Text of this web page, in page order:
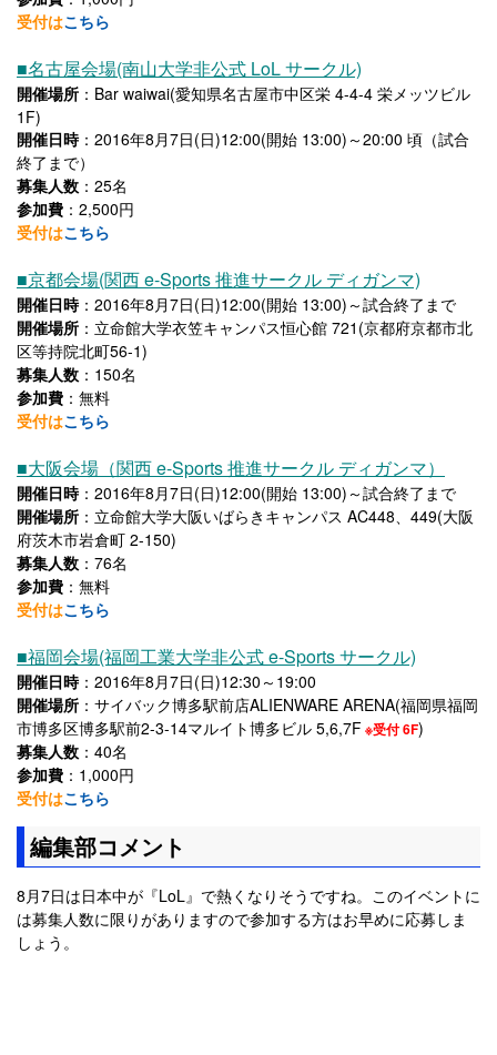
受付はこちら
■名古屋会場(南山大学非公式 LoL サークル)
開催場所 ：Bar waiwai(愛知県名古屋市中区栄 4-4-4 栄メッツビル
1F)
開催日時：2016年8月7日(日)12:00(開始 13:00)～20:00 頃（試合
終了まで）
募集人数 ：25名
参加費 ：2,500円
受付はこちら
■京都会場(関西 e-Sports 推進サークル ディガンマ)
開催日時：2016年8月7日(日)12:00(開始 13:00)～試合終了まで
開催場所 ：立命館大学衣笠キャンパス恒心館 721(京都府京都市北
区等持院北町56-1)
募集人数 ：150名
参加費 ：無料
受付はこちら
■大阪会場（関西 e-Sports 推進サークル ディガンマ）
開催日時：2016年8月7日(日)12:00(開始 13:00)～試合終了まで
開催場所 ：立命館大学大阪いばらきキャンパス AC448、449(大阪
府茨木市岩倉町 2-150)
募集人数 ：76名
参加費 ：無料
受付はこちら
■福岡会場(福岡工業大学非公式 e-Sports サークル)
開催日時：2016年8月7日(日)12:30～19:00
開催場所 ：サイバック博多駅前店ALIENWARE ARENA(福岡県福岡
市博多区博多駅前2-3-14マルイト博多ビル 5,6,7F※受付 6F)
募集人数 ：40名
参加費 ：1,000円
受付はこちら
編集部コメント
8月7日は日本中が『LoL』で熱くなりそうですね。このイベントに
は募集人数に限りがありますので参加する方はお早めに応募しま
しょう。